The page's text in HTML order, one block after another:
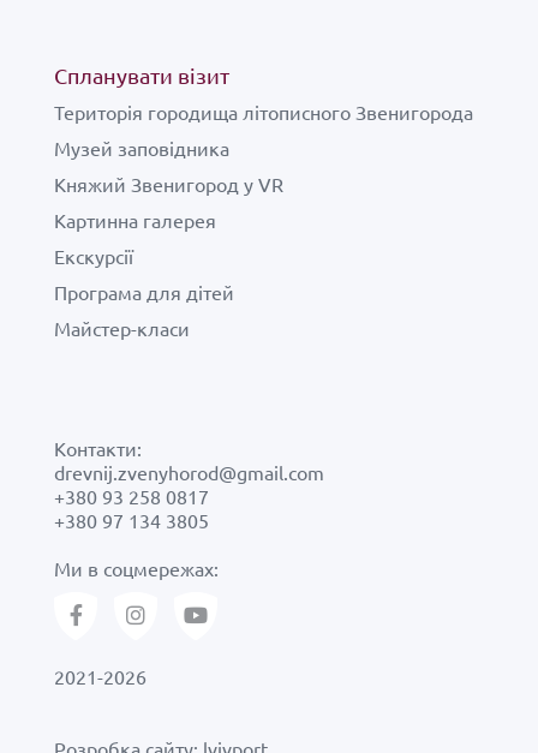
публікації
виставки
фотогалерея
як добратись
Контакти:
drevnij.zvenyhorod@gmail.com
+380 93 258 0817
+380 97 134 3805
Ми в соцмережах:
2021-2026
Розробка сайту: lvivport
Спланувати візит
Територія городища літописного Звенигорода
Музей заповідника
Княжий Звенигород у VR
Картинна галерея
Екскурсії
Програма для дітей
Майстер-класи